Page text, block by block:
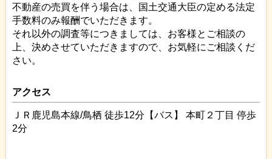
不動産の売買を伴う場合は、国土交通大臣の定める法定
手数料のみ報酬でいただきます。
それ以外の調査等につきましては、お客様とご相談の
上、決めさせていただきますので、お気軽にご相談くだ
さい。
アクセス
ＪＲ鹿児島本線/鳥栖 徒歩12分【バス】 本町２丁目 停歩
2分